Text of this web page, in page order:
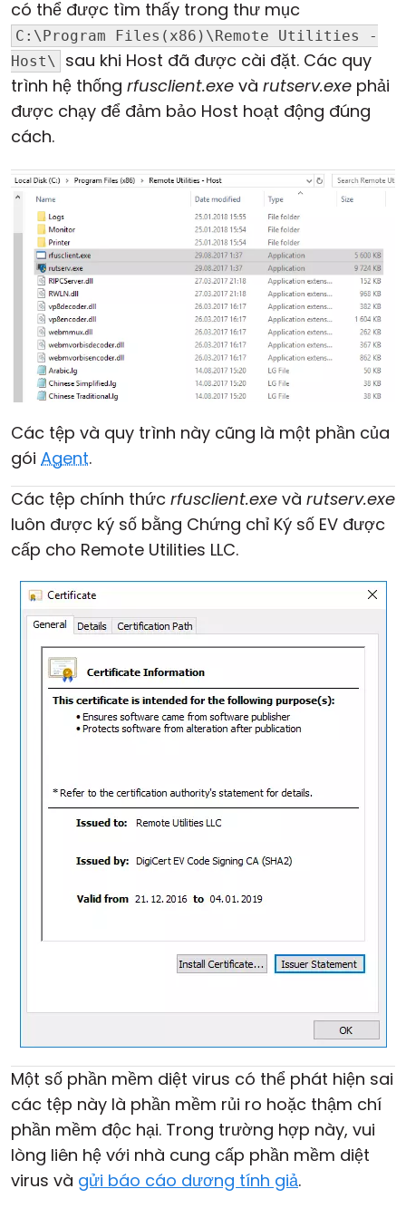
có thể được tìm thấy trong thư mục
C:\Program Files(x86)\Remote Utilities -
Host\
sau khi Host đã được cài đặt. Các quy
trình hệ thống rfusclient.exe và rutserv.exe phải
được chạy để đảm bảo Host hoạt động đúng
cách.
Các tệp và quy trình này cũng là một phần của
gói Agent.
Các tệp chính thức rfusclient.exe và rutserv.exe
luôn được ký số bằng Chứng chỉ Ký số EV được
cấp cho Remote Utilities LLC.
Một số phần mềm diệt virus có thể phát hiện sai
các tệp này là phần mềm rủi ro hoặc thậm chí
phần mềm độc hại. Trong trường hợp này, vui
lòng liên hệ với nhà cung cấp phần mềm diệt
virus và gửi báo cáo dương tính giả.
Đám mây & Tại chỗ